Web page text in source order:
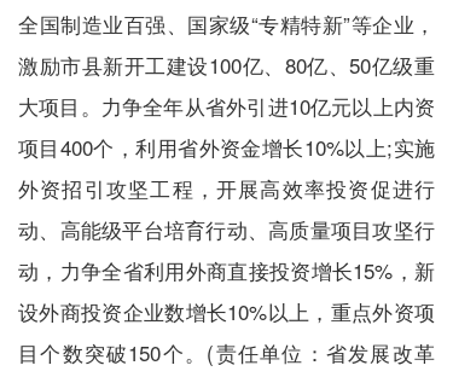
全国制造业百强、国家级“专精特新”等企业，
激励市县新开工建设100亿、80亿、50亿级重
大项目。力争全年从省外引进10亿元以上内资
项目400个，利用省外资金增长10%以上;实施
外资招引攻坚工程，开展高效率投资促进行
动、高能级平台培育行动、高质量项目攻坚行
动，力争全省利用外商直接投资增长15%，新
设外商投资企业数增长10%以上，重点外资项
目个数突破150个。(责任单位：省发展改革